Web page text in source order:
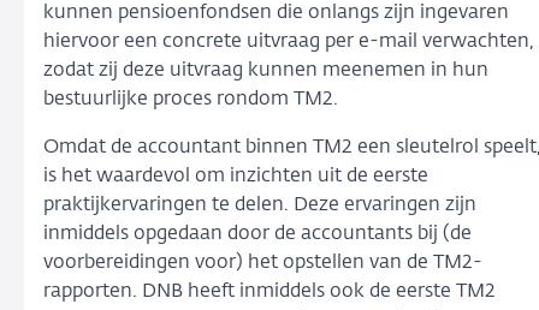
kunnen pensioenfondsen die onlangs zijn ingevaren
hiervoor een concrete uitvraag per e-mail verwachten,
zodat zij deze uitvraag kunnen meenemen in hun
bestuurlijke proces rondom TM2.
Omdat de accountant binnen TM2 een sleutelrol
is het waardevol om inzichten uit de eerste
praktijkervaringen te delen. Deze ervaringen zijn
inmiddels opgedaan door de accountants bij (de
voorbereidingen voor) het opstellen van de TM2-
rapporten. DNB heeft inmiddels ook de eerste TM2